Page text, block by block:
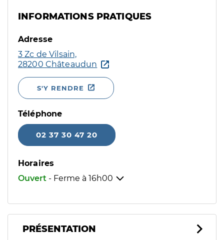
INFORMATIONS PRATIQUES
Adresse
3 Zc de Vilsain,
28200 Châteaudun
S'Y RENDRE
Téléphone
02 37 30 47 20
Horaires
Ouvert - Ferme à 16h00
PRÉSENTATION